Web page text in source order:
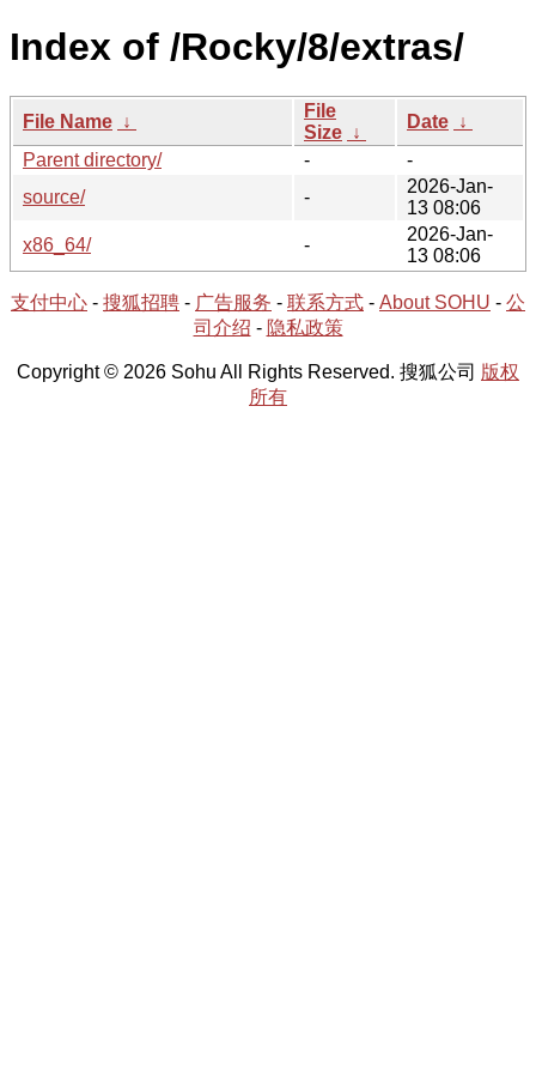
Index of /Rocky/8/extras/
File Name ↓
File
Size ↓
Date ↓
Parent directory/
-
-
source/
-
2026-Jan-
13 08:06
x86_64/
-
2026-Jan-
13 08:06
支付中心 - 搜狐招聘 - 广告服务 - 联系方式 - About SOHU - 公
司介绍 - 隐私政策
Copyright © 2026 Sohu All Rights Reserved. 搜狐公司 版权
所有